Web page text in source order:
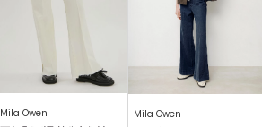
Mila Owen Mila Owen